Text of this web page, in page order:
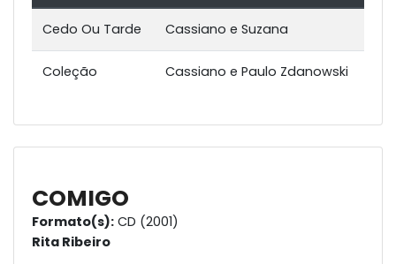
Cedo Ou Tarde Cassiano e Suzana
Coleção Cassiano e Paulo Zdanowski
COMIGO
Formato(s): CD (2001)
Rita Ribeiro